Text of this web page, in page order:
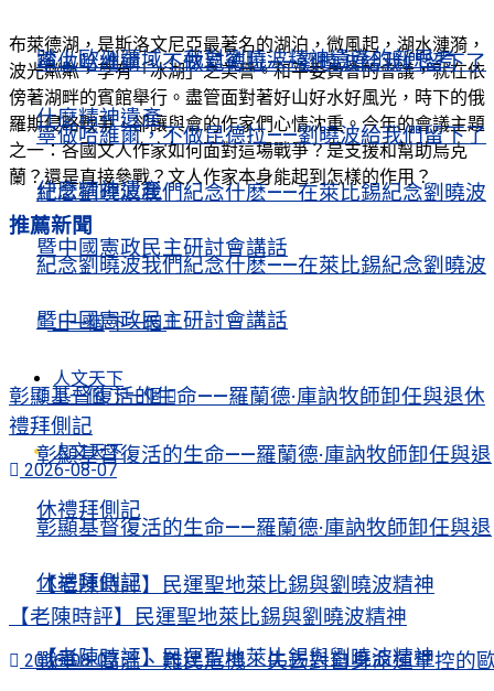
寧做哈維爾，不做昆德拉——劉曉波給我們留下了
什麼精神遺產
紀念劉曉波我們紀念什麽——在萊比錫紀念劉曉波
暨中國憲政民主研討會講話
上一個 下一個
人文天下
彰顯基督復活的生命——羅蘭德·庫訥牧師卸任與退
休禮拜側記
【老陳時評】民運聖地萊比錫與劉曉波精神
戰爭、高溫、難民危機：失去對自身命運掌控的
踏上歐洲疆域，我對劉曉波精神遺產的新思考
寧做哈維爾，不做昆德拉——劉曉波給我們留下了
什麼精神遺產
紀念劉曉波我們紀念什麽——在萊比錫紀念劉曉波
暨中國憲政民主研討會講話
上一個 下一個
人文天下
彰顯基督復活的生命——羅蘭德·庫訥牧師卸任與退
休禮拜側記
【老陳時評】民運聖地萊比錫與劉曉波精神
布萊德湖，是斯洛文尼亞最著名的湖泊，微風起，湖水漣漪，
波光粼粼，享有「冰湖」之美譽。和平委員會的會議，就在依
傍著湖畔的賓館舉行。盡管面對著好山好水好風光，時下的俄
羅斯侵略戰爭，卻讓與會的作家們心情沈重。今年的會議主題
之一：各國文人作家如何面對這場戰爭？是支援和幫助烏克
蘭？還是直接參戰？文人作家本身能起到怎樣的作用？
推薦新聞
彰顯基督復活的生命——羅蘭德·庫訥牧師卸任與退休
禮拜側記
2026-08-07
【老陳時評】民運聖地萊比錫與劉曉波精神
2026-08-07